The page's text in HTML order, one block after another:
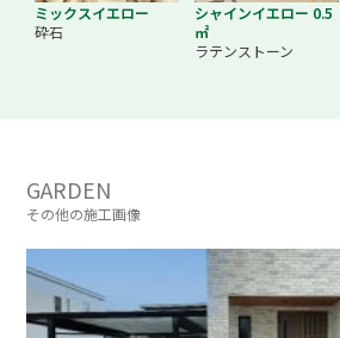
ミックスイエロー
砕石
シャインイエロー 0.5
㎡
ラテンストーン
GARDEN
その他の施工画像